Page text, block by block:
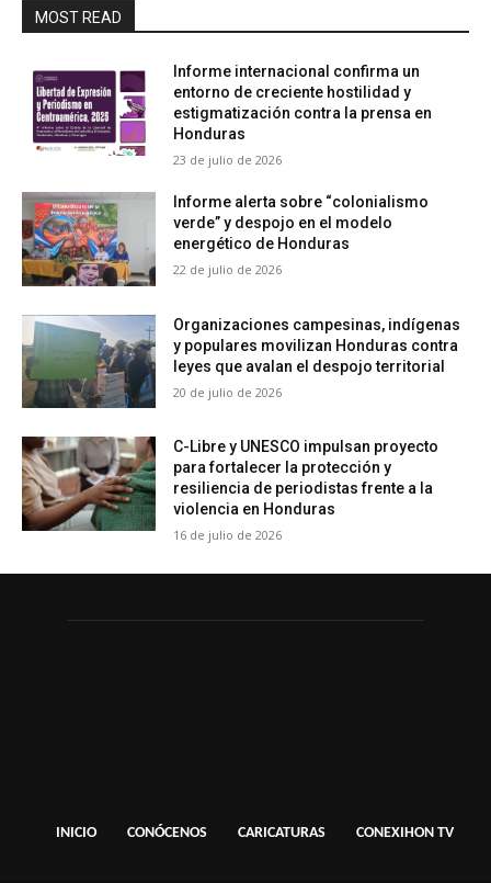
MOST READ
Informe internacional confirma un
entorno de creciente hostilidad y
estigmatización contra la prensa en
Honduras
23 de julio de 2026
Informe alerta sobre “colonialismo
verde” y despojo en el modelo
energético de Honduras
22 de julio de 2026
Organizaciones campesinas, indígenas
y populares movilizan Honduras contra
leyes que avalan el despojo territorial
20 de julio de 2026
C-Libre y UNESCO impulsan proyecto
para fortalecer la protección y
resiliencia de periodistas frente a la
violencia en Honduras
16 de julio de 2026
INICIO CONÓCENOS CARICATURAS CONEXIHON TV